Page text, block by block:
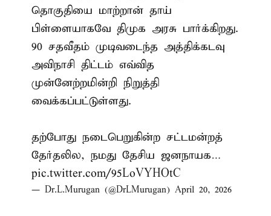
தொகுதியை மாற்றான் தாய்
பிள்ளையாகவே திமுக அரசு பார்க்கிறது.
90 சதவீதம் முடிவடைந்த அத்திக்கடவு–
அவிநாசி திட்டம் எவ்வித
முன்னேற்றமின்றி நிறுத்தி
வைக்கப்பட்டுள்ளது.
தற்போது நடைபெறுகின்ற சட்டமன்றத்
தேர்தலில, நமது தேசிய ஜனநாயக…
pic.twitter.com/95LoVYHOtC
— Dr.L.Murugan (@DrLMurugan) April 20, 2026